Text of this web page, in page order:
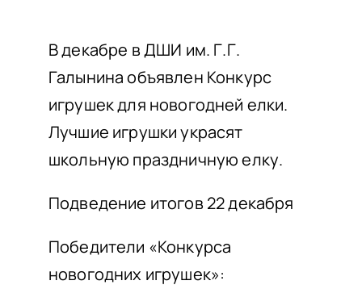
О ПРИЕМЕ
ОБУЧАЮЩИМСЯ
СВЕДЕНИЯ ОБ ОО
КОНТАКТЫ
В декабре в ДШИ им. Г.Г.
Галынина объявлен Конкурс
игрушек для новогодней елки.
Лучшие игрушки украсят
школьную праздничную елку.
Подведение итогов 22 декабря
Победители «Конкурса
новогодних игрушек»: